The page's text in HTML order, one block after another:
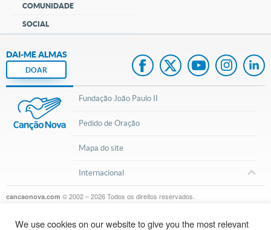
COMUNIDADE
SOCIAL
DAI-ME ALMAS
DOAR
Fundação João Paulo II
Pedido de Oração
Mapa do site
Internacional
cancaonova.com © 2002 – 2026Todos os direitos reservados.
We use cookies on our website to give you the most relevant